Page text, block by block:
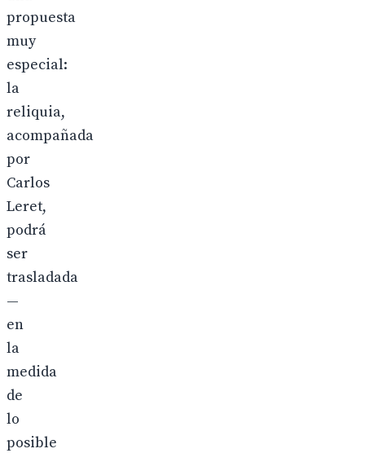
propuesta
muy
especial:
la
reliquia,
acompañada
por
Carlos
Leret,
podrá
ser
trasladada
—
en
la
medida
de
lo
posible